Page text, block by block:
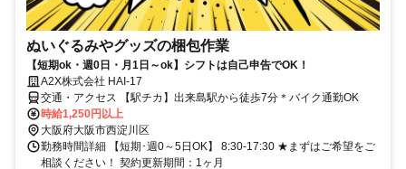
ぬいぐるみやグッズの梱包作業
【短期ok・週0日・月1日～ok】シフトは自己申告でOK！
A2X株式会社 HAI-17
交通・アクセス 【駅チカ】出来島駅から徒歩7分＊バイク通勤OK
時給1,250円以上
大阪府大阪市西淀川区
勤務時間詳細 【短期･週0～5日OK】 8:30-17:30 ★まずはご希望をご
相談ください！ 契約更新期間：1ヶ月